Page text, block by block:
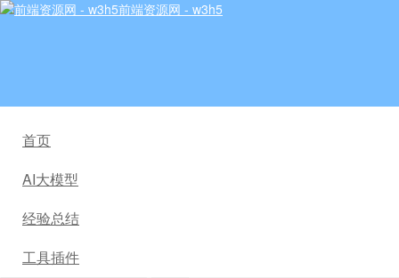
前端资源网 - w3h5
首页
AI大模型
经验总结
工具插件